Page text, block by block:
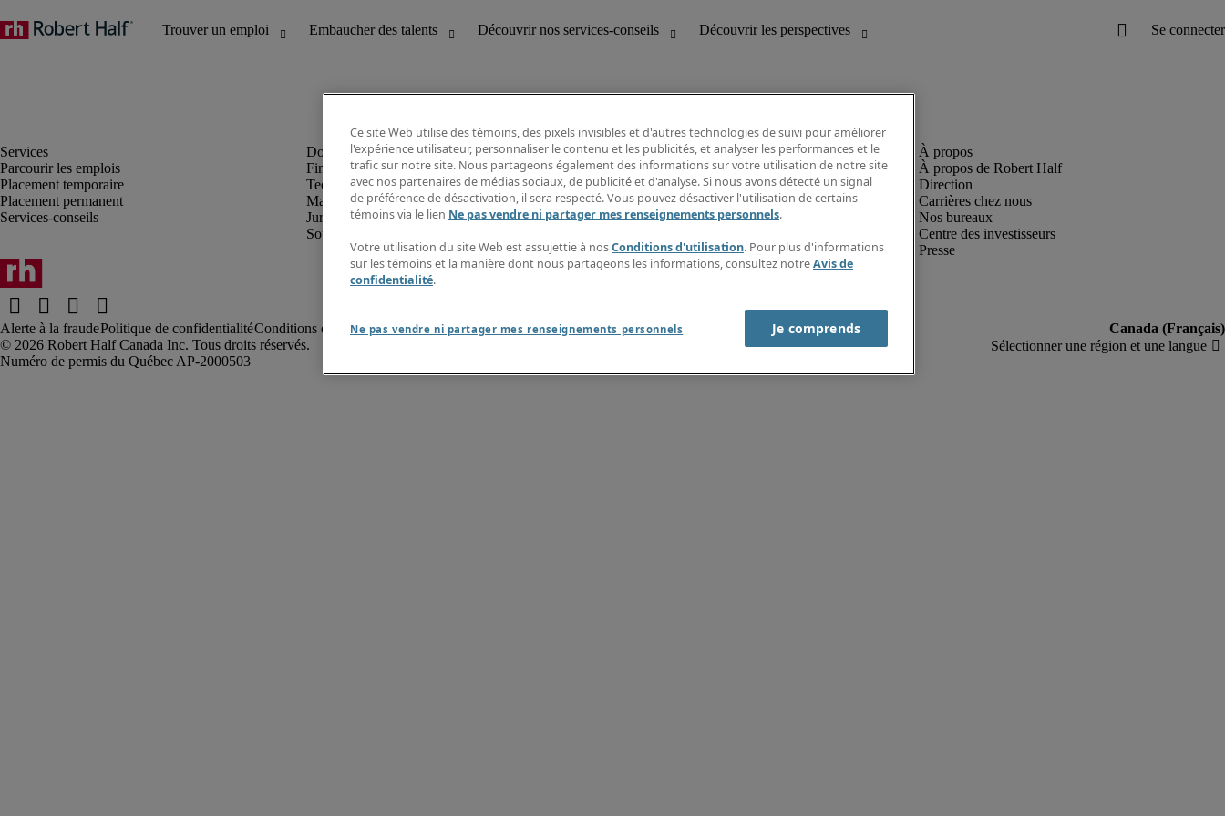
Parcourir les emplois
Placement temporaire
Placement permanent
Services-conseils
Finance et comptabilité
Technologie
Marketing et création
Juridique
Soutien administratif et à la clientèle
Découvrir les perspectives
Répertoire d’emplois
Guide salarial
Rapports de temps
Contactez-nous
À propos de Robert Half
Direction
Carrières chez nous
Nos bureaux
Centre des investisseurs
Presse
Alerte à la fraudePolitique de confidentialitéConditions d’utilisation Rapport sur l'esclavage moderne
Robert Half Canada Inc. Tous droits réservés.
Ce site Web utilise des témoins, des pixels invisibles et d'autres technologies de suivi pour améliorer
l'expérience utilisateur, personnaliser le contenu et les publicités, et analyser les performances et le
trafic sur notre site. Nous partageons également des informations sur votre utilisation de notre site
avec nos partenaires de médias sociaux, de publicité et d'analyse. Si nous avons détecté un signal
de préférence de désactivation, il sera respecté. Vous pouvez désactiver l'utilisation de certains
témoins via le lien Ne pas vendre ni partager mes renseignements personnels.
Votre utilisation du site Web est assujettie à nosConditions d'utilisation. Pour plus d'informations
sur les témoins et la manière dont nous partageons les informations, consultez notreAvis de
confidentialité.
Ne pas vendre ni partager mes renseignements personnels Je comprends